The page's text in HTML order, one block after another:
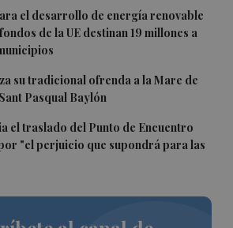
el desarrollo de energía renovable
de la UE destinan 19 millones a
su tradicional ofrenda a la Mare de
Pasqual Baylón
el traslado del Punto de Encuentro
"el perjuicio que supondrá para las